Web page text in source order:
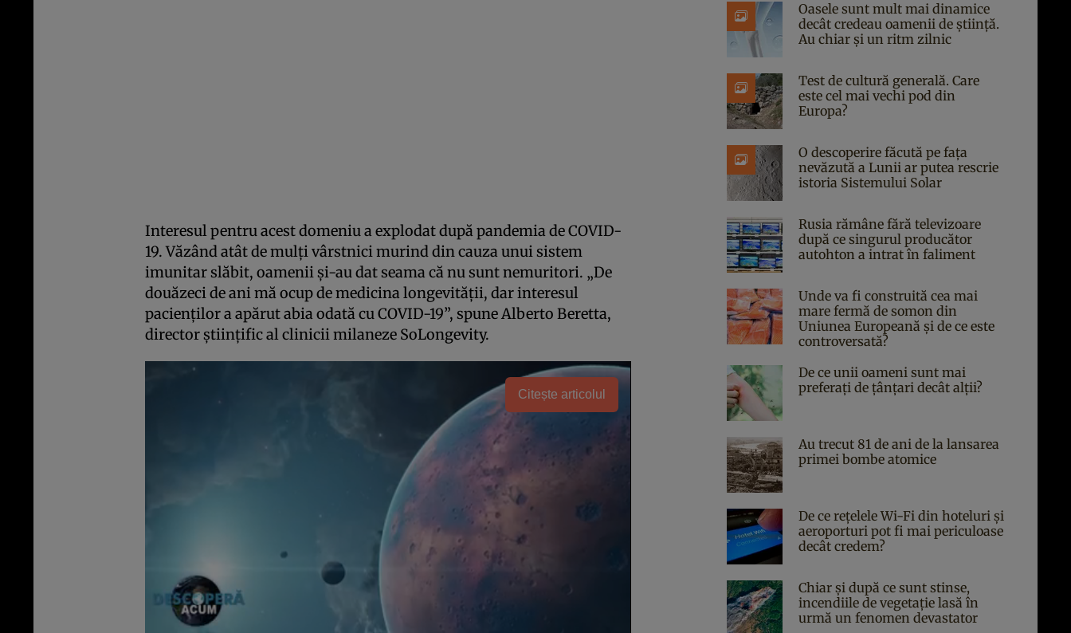
Interesul pentru acest domeniu a explodat după pandemia de COVID-
19. Văzând atât de mulți vârstnici murind din cauza unui sistem
imunitar slăbit, oamenii și-au dat seama că nu sunt nemuritori. „De
douăzeci de ani mă ocup de medicina longevității, dar interesul
pacienților a apărut abia odată cu COVID-19”, spune Alberto Beretta,
director științific al clinicii milaneze SoLongevity.
Citește articolul
Oasele sunt mult mai dinamice
decât credeau oamenii de știință.
Au chiar și un ritm zilnic
Test de cultură generală. Care
este cel mai vechi pod din
Europa?
O descoperire făcută pe fața
nevăzută a Lunii ar putea rescrie
istoria Sistemului Solar
Rusia rămâne fără televizoare
după ce singurul producător
autohton a intrat în faliment
Unde va fi construită cea mai
mare fermă de somon din
Uniunea Europeană și de ce este
controversată?
De ce unii oameni sunt mai
preferați de țânțari decât alții?
Au trecut 81 de ani de la lansarea
primei bombe atomice
De ce rețelele Wi-Fi din hoteluri și
aeroporturi pot fi mai periculoase
decât credem?
Chiar și după ce sunt stinse,
incendiile de vegetație lasă în
urmă un fenomen devastator